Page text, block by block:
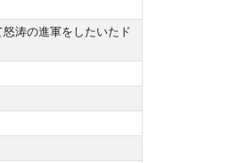
涛の進軍をしたいたド